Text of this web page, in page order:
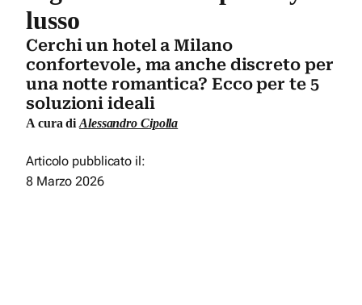
lusso
Cerchi un hotel a Milano
confortevole, ma anche discreto per
una notte romantica? Ecco per te 5
soluzioni ideali
A cura di Alessandro Cipolla
Articolo pubblicato il:
8 Marzo 2026